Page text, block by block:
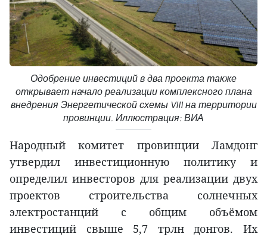
Одобрение инвестиций в два проекта также
открывает начало реализации комплексного плана
внедрения Энергетической схемы VIII на территории
провинции. Иллюстрация: ВИА
Народный комитет провинции Ламдонг
утвердил инвестиционную политику и
определил инвесторов для реализации двух
проектов строительства солнечных
электростанций с общим объёмом
инвестиций свыше 5,7 трлн донгов. Их